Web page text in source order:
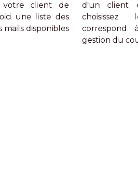
client de
une liste des
disponibles
d'un client
correspond
gestion du